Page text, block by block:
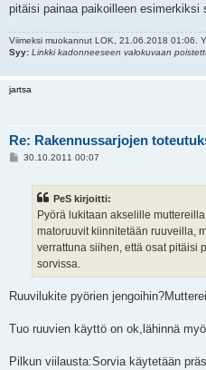
pitäisi painaa paikoilleen esimerkiksi
Viimeksi muokannut LOK , 21.06.2018 01:06.
Syy: Linkki kadonneeseen valokuvaan
jartsa
Re: Rakennussarjojen
V30.10.2011 00:07
PeS kirjoitti:
Pyörä lukitaan akselille
matoruuvit kiinnitetään ruuveilla,
verrattuna siihen, että osat pitäisi
sorvissa.
Ruuvilukite pyörien
Tuo ruuvien käyttö on ok,lähinnä
Pilkun viilausta:Sorvia käytetään